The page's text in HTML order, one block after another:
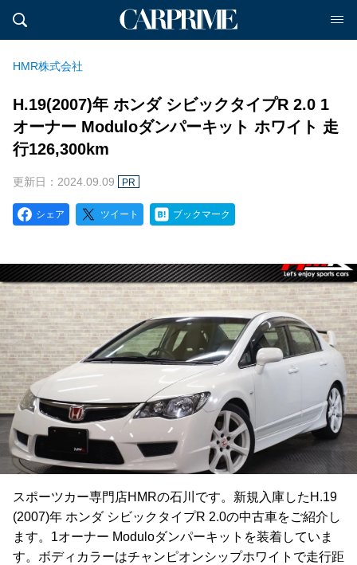
HMR株式会社
H.19(2007)年 ホンダ シビックタイプR 2.0 1
オーナー Moduloダンパーキット ホワイト 走
行126,300km
更新日：2024.09.09 PR
シェア ツイート ブックマーク
スポーツカー専門店HMRの石川です。新規入庫したH.19
(2007)年 ホンダ シビックタイプR 2.0の中古車をご紹介し
ます。1オーナー Moduloダンパーキットを装着していま
す。ボディカラーはチャンピオンシップホワイトで走行距